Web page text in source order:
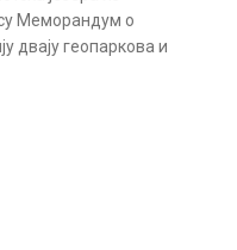
Меморандум о
двају геопаркова и